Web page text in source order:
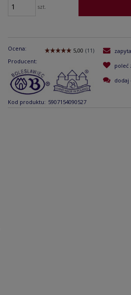
szt.
Ocena:
Producent:
Kod produktu: 5907154090527
poleć
dodaj